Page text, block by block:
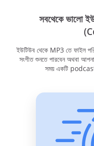
সবথেকে ভালো
ইউটিউব থেকে MP3 তে ফাইল
সংগীত শুনতে পারবেন অথবা
সময় একটি podcast